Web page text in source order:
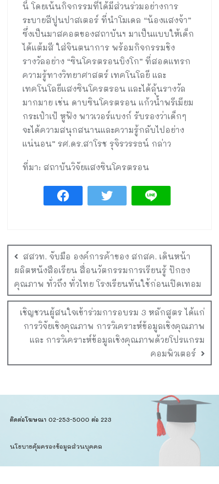
นี้ โดยเน้นกิจกรรมที่ได้มีส่วนร่วมอย่างการ
ระบายสีปูนปาสเตอร์ ที่นำโมเดล “น้องแสงจ้า”
ซึ่งเป็นมาสคอตของสถาบันฯ มาเป็นแบบให้เด็ก
ได้แต้มสี ใส่จินตนาการ พร้อมกิจกรรมชิง
รางวัลอย่าง “ซินโครตรอนบิงโก” ที่สอดแทรก
ความรู้ทางวิทยาศาสตร์ เทคโนโลยี และ
เทคโนโลยีแสงซินโครตรอน และได้ลุ้นรางวัล
มากมาย เช่น ดาบซินโครตรอน แก้วน้ำพรีเมียม
กระเป๋าเป้ หูฟัง พาวเวอร์แบงก์ รับรองว่าเด็กๆ
จะได้ความสนุกสนานและความรู้กลับไปอย่าง
แน่นอน” รศ.ดร.สาโรช รุจิรวรรธน์ กล่าว
ที่มา: สถาบันวิจัยแสงซินโครตรอน
สสวท. จับมือ องค์การค้าของ สกสค. เดินหน้า
ผลิตหนังสือเรียน สื่อนวัตกรรมการเรียนรู้ ปักธง
คุณภาพ ทั่วถึง ทั่วไทย โรงเรียนทันใช้ก่อนเปิดเทอม
เชิญชวนผู้สนใจเข้าร่วมการอบรม 3 หลักสูตร ได้แก่
การวิจัยเชิงคุณภาพ การวิเคราะห์ข้อมูลเชิงคุณภาพ
และ การวิเคราะห์ข้อมูลเชิงคุณภาพด้วยโปรแกรม
คอมพิวเตอร์
ติดต่อโฆษณา 02-253-5000​ ต่อ 223
นโยบายคุ้มครองข้อมูลส่วนบุคคล​